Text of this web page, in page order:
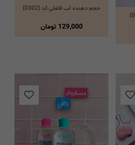
انتخاب گزینه ها
حجم دهنده لب فلفلی کد (0302)
129,000 تومان